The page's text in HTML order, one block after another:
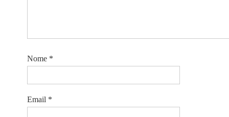
Nome *
Email *